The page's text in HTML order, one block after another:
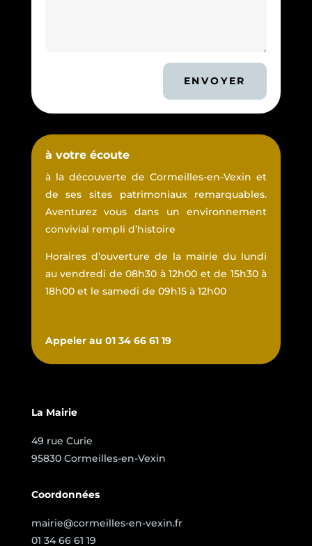
ENVOYER
à votre écoute
à la découverte de Cormeilles-en-Vexin et
de ses sites patrimoniaux remarquables.
Aventurez vous dans un environnement
convivial rempli d’histoire
Horaires d’ouverture de la mairie du lundi
au vendredi de 08h30 à 12h00 et de 15h30 à
18h00 et le samedi de 09h15 à 12h00
Appeler au 01 34 66 61 19
La Mairie
49 rue Curie
95830 Cormeilles-en-Vexin
Coordonnées
mairie@cormeilles-en-vexin.fr
01 34 66 61 19